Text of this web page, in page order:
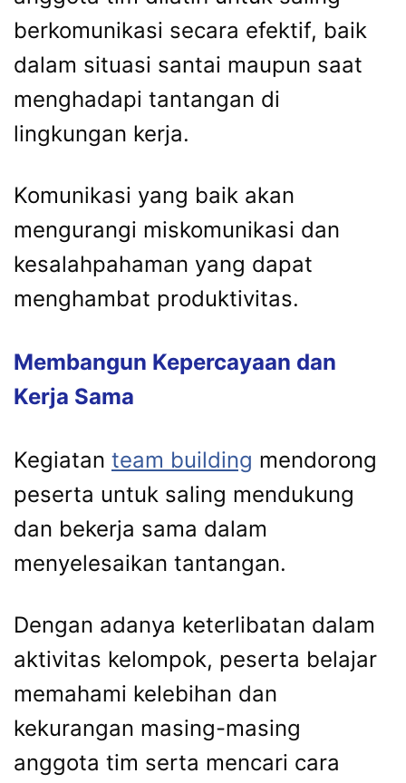
berkomunikasi secara efektif, baik
dalam situasi santai maupun saat
menghadapi tantangan di
lingkungan kerja.
Komunikasi yang baik akan
mengurangi miskomunikasi dan
kesalahpahaman yang dapat
menghambat produktivitas.
Membangun Kepercayaan dan
Kerja Sama
Kegiatan team building mendorong
peserta untuk saling mendukung
dan bekerja sama dalam
menyelesaikan tantangan.
Dengan adanya keterlibatan dalam
aktivitas kelompok, peserta belajar
memahami kelebihan dan
kekurangan masing-masing
anggota tim serta mencari cara